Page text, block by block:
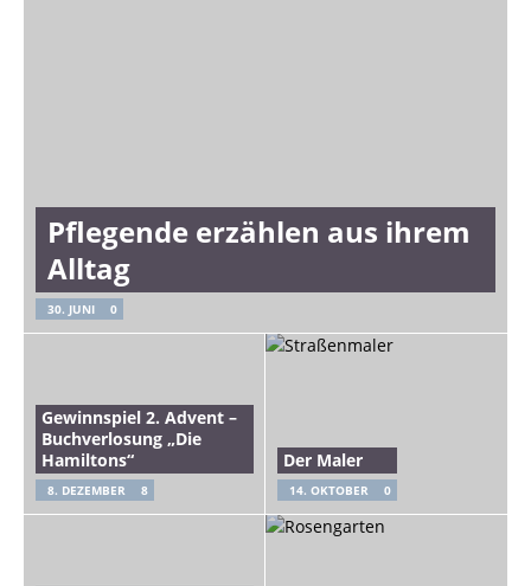
Pflegende erzählen aus ihrem
Alltag
30. JUNI 0
Gewinnspiel 2. Advent –
Buchverlosung „Die
Hamiltons“
8. DEZEMBER 8
Der Maler
14. OKTOBER 0